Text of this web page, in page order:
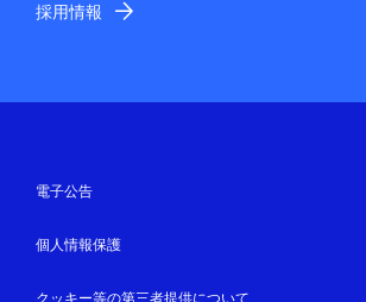
採用情報
電子公告
個人情報保護
クッキー等の第三者提供について